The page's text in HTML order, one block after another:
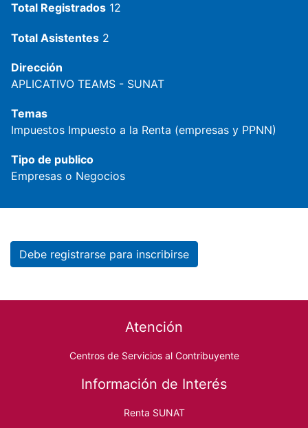
Total Registrados 12
Total Asistentes 2
Dirección
APLICATIVO TEAMS - SUNAT
Temas
Impuestos Impuesto a la Renta (empresas y PPNN)
Tipo de publico
Empresas o Negocios
Debe registrarse para inscribirse
Atención
Centros de Servicios al Contribuyente
Información de Interés
Renta SUNAT